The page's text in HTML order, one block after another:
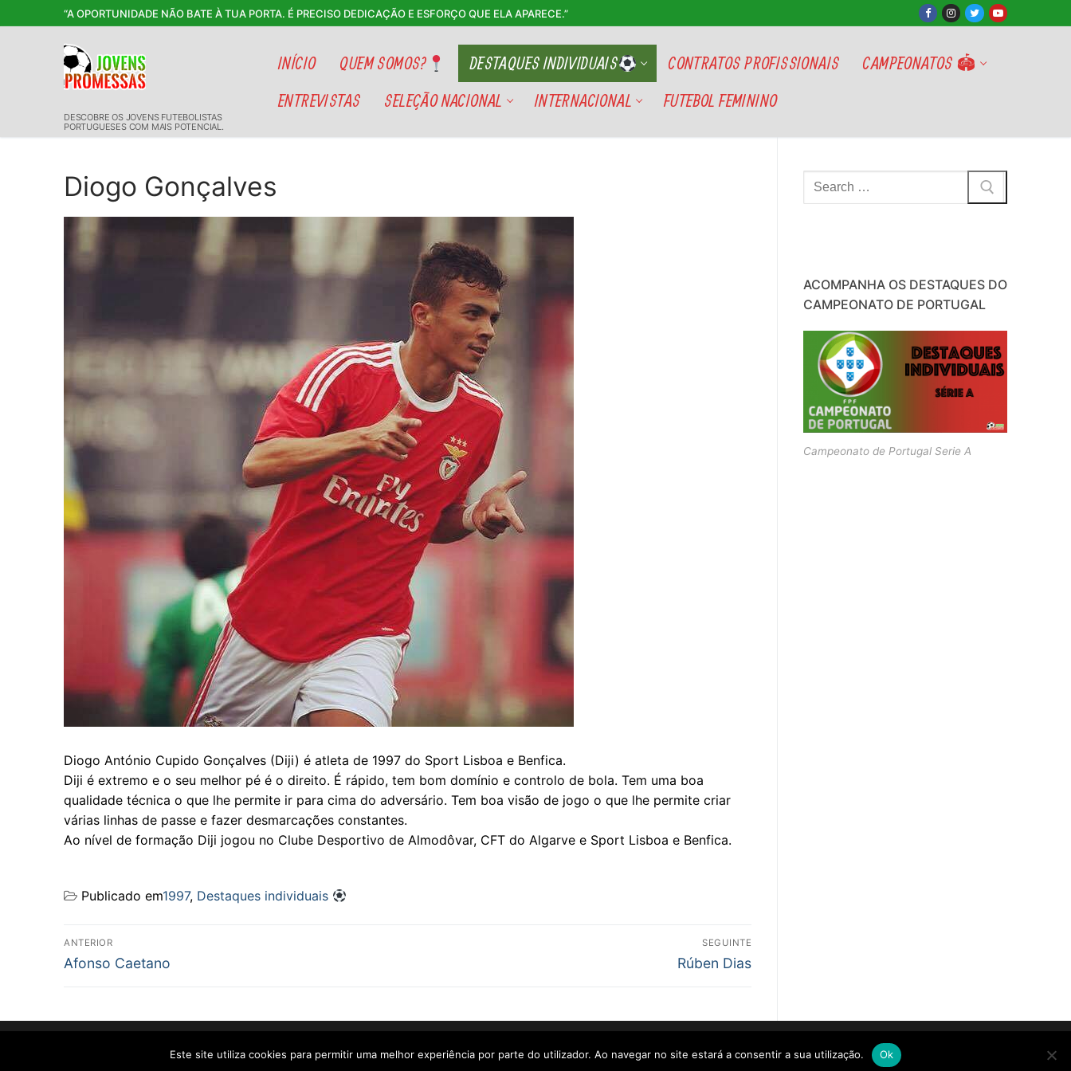
para
“A OPORTUNIDADE NÃO BATE À TUA PORTA. É PRECISO DEDICAÇÃO E ESFORÇO QUE ELA APARECE.”
DESCOBRE OS JOVENS FUTEBOLISTAS
PORTUGUESES COM MAIS POTENCIAL.
INÍCIO QUEM SOMOS? DESTAQUES INDIVIDUAIS CONTRATOS PROFISSIONAIS
CAMPEONATOS 🏟
ENTREVISTAS
SELEÇÃO NACIONAL INTERNACIONAL FUTEBOL FEMININO
Diogo Gonçalves
Diogo António Cupido Gonçalves (Diji) é atleta de 1997 do Sport Lisboa e Benfica.
Diji é extremo e o seu melhor pé é o direito. É rápido, tem bom domínio e controlo de bola. Tem uma boa
qualidade técnica o que lhe permite ir para cima do adversário. Tem boa visão de jogo o que lhe permite criar
várias linhas de passe e fazer desmarcações constantes.
Ao nível de formação Diji jogou no Clube Desportivo de Almodôvar, CFT do Algarve e Sport Lisboa e Benfica.
Publicado em1997, Destaques individuais
Navegação
de
ANTERIOR
Previous
Afonso Caetano
SEGUINTE
Next
Rúben Dias
Pesquisar
ACOMPANHA OS DESTAQUES DO
CAMPEONATO DE PORTUGAL
Campeonato de Portugal Serie A
Copyright © 2026 JOVENS PROMESSAS – Criado porCustomify.
Este site utiliza cookies para permitir uma melhor experiência por parte do utilizador. Ao navegar no site estará a consentir a sua utilização. Ok